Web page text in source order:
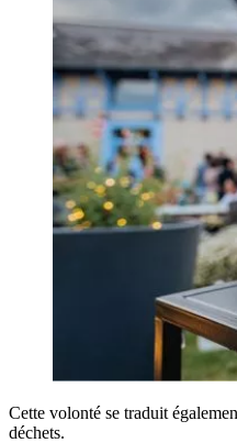
Cette volonté se traduit
déchets.